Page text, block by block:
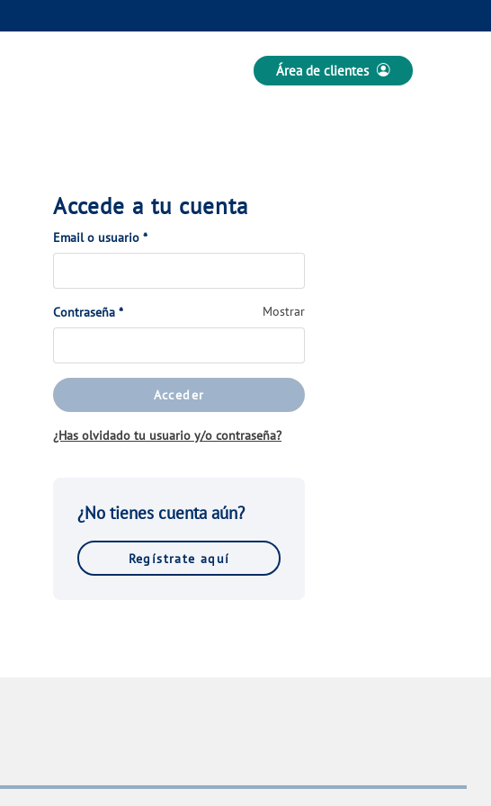
Área de clientes
Accede a tu cuenta
Email o usuario *(Obligatorio)
Contraseña *(Obligatorio) Mostrar
Acceder
¿Has olvidado tu usuario y/o contraseña?
¿No tienes cuenta aún?
Regístrate aquí